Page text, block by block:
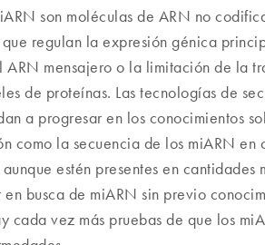
son moléculas de ARN no
regulan la expresión génica
mensajero o la limitación de la
de proteínas. Las tecnologías de
a progresar en los conocimientos
como la secuencia de los miARN
estén presentes en cantidades
busca de miARN sin previo
cada vez más pruebas de que los